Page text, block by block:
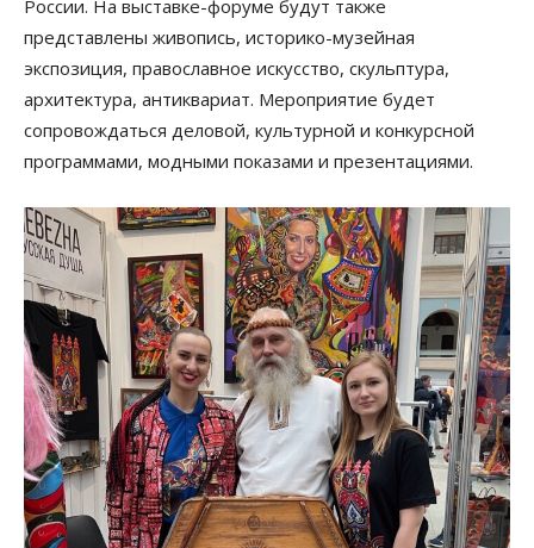
России. На выставке-форуме будут также
представлены живопись, историко-музейная
экспозиция, православное искусство, скульптура,
архитектура, антиквариат. Мероприятие будет
сопровождаться деловой, культурной и конкурсной
программами, модными показами и презентациями.